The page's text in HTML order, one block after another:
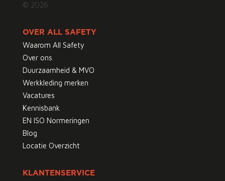
© 2026
OVER ALL SAFETY
Waarom All Safety
Over ons
Duurzaamheid & MVO
Werkkleding merken
Vacatures
Kennisbank
EN ISO Normeringen
Blog
Locatie Overzicht
KLANTENSERVICE